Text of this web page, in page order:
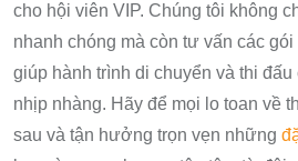
cho hội viên VIP. Chúng tôi không
nhanh chóng mà còn tư vấn các
giúp hành trình di chuyển và thi
nhịp nhàng. Hãy để mọi lo toan về
sau và tận hưởng trọn vẹn những